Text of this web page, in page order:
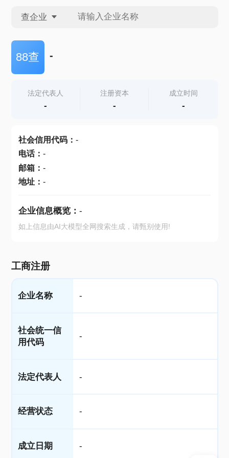
查企业
查企业
查产地
88查 -
法定代表人
-
注册资本
-
成立时间
-
社会信用代码： -
电话： -
邮箱： -
地址： -
企业信息概览： -
如上信息由AI大模型全网搜索生成，请甄别使用!
工商注册
企业名称 -
社会统一信
用代码
-
法定代表人 -
经营状态 -
成立日期 -